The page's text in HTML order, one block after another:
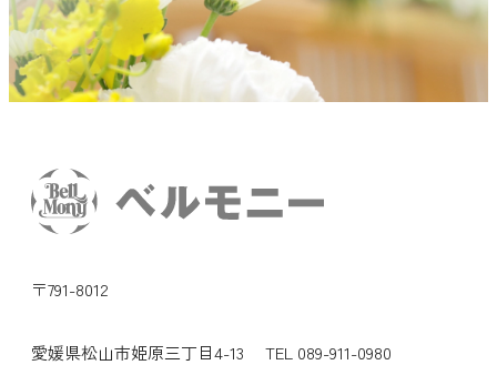
香美市
〒791-8012
愛媛県松山市姫原三丁目4-13 TEL 089-911-0980